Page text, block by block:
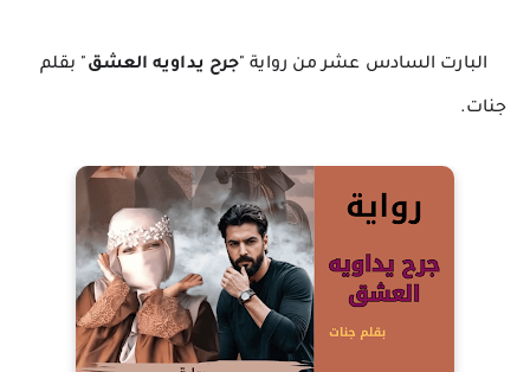
البارت السادس عشر من رواية "جرح يداويه العشق" بقلم
جنات.